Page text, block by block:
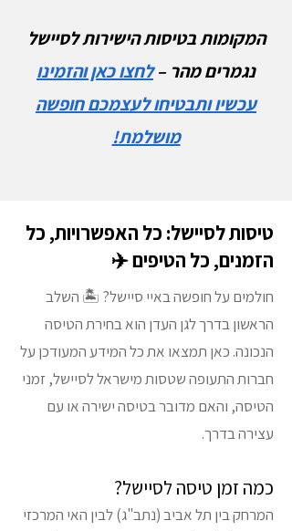
המקומות בטיסות הישירות לסיישל
נגמרים מהר –לחצו כאן והזמינו
עכשיו ותבטיחו לעצמכם חופשה
מושלמת!
טיסות לסיישל: כל האפשרויות, כל
הזמנים, כל הטיפים ✈️
חולמים על חופשה באיי סיישל? 🏝️ השלב
הראשון בדרך לגן העדן הוא בחירת הטיסה
הנכונה. כאן תמצאו את כל המידע המעודכן על
חברות התעופה שטסות מישראל לסיישל, זמני
הטיסה, והאם מדובר בטיסה ישירה או עם
עצירה בדרך.
כמה זמן טיסה לסיישל?
המרחק בין תל אביב (נתב"ג) לבין האי המרכזי